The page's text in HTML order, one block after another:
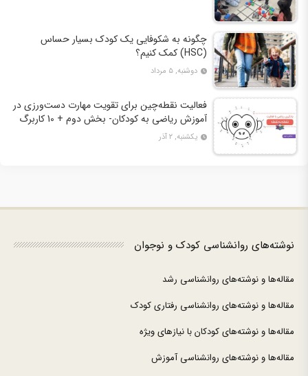
چگونه به شکوفایی یک کودک بسیار حساس
(HSC) کمک کنیم؟
دوشنبه, ۵ مرداد
فعالیت نقطه‌چین برای تقویت مهارت دست‌ورزی در
آموزش ریاضی به کودکان- بخش دوم + 10 کاربرگ
فعالیت
یکشنبه, ۲ آذر
نوشته‌های روانشناسی کودک و نوجوان
مقاله‌ها و نوشته‌های روانشناسی رشد
مقاله‌ها و نوشته‌های روانشناسی رفتاری کودک
مقاله‌ها و نوشته‌های کودکان با نیازهای ویژه
مقاله‌ها و نوشته‌های روانشناسی آموزش